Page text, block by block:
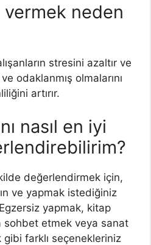
vermek neden
stresini azaltır ve
odaklanmış olmalarını
artırır.
nasıl en iyi
değerlendirmek için,
ve yapmak istediğiniz
yapmak, kitap
sohbet etmek veya sanat
gibi farklı seçenekleriniz